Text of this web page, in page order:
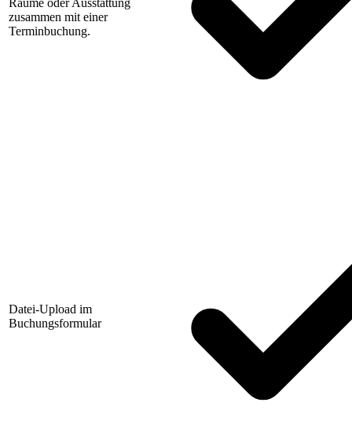
Räume oder Ausstattung
zusammen mit einer
Terminbuchung.
Datei-Upload im
Buchungsformular